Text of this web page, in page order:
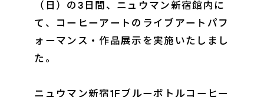
（日）の3日間、ニュウマン新宿館内に
て、コーヒーアートのライブアートパフ
ォーマンス・作品展示を実施いたしまし
た。
ニュウマン新宿1Fブルーボトルコーヒー